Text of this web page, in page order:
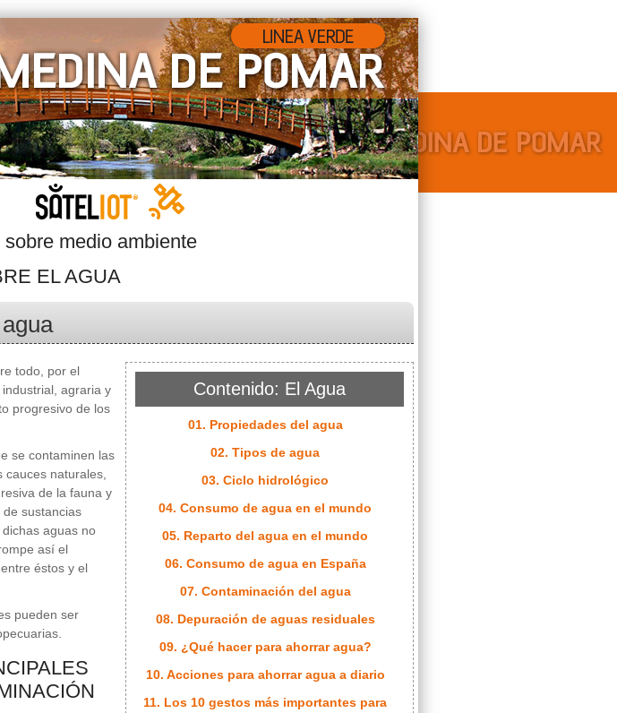
medio ambiente
EL AGUA
Contenido: El Agua
01. Propiedades del agua
02. Tipos de agua
03. Ciclo hidrológico
04. Consumo de agua en el mundo
05. Reparto del agua en el mundo
06. Consumo de agua en España
07. Contaminación del agua
08. Depuración de aguas residuales
09. ¿Qué hacer para ahorrar agua?
10. Acciones para ahorrar agua a diario
11. Los 10 gestos más importantes para
todo, por el
agraria y
progresivo de los
se contaminen las
naturales,
de la fauna y
sustancias
aguas no
así el
éstos y el
pueden ser